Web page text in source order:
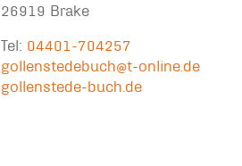
26919 Brake
Tel: 04401-704257
gollenstedebuch@t-online.de
gollenstede-buch.de